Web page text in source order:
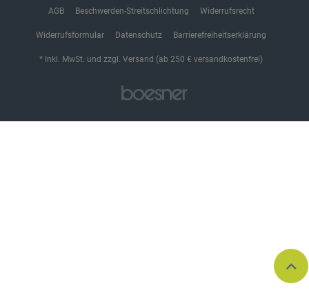
AGB Beschwerden-Streitschlichtung Widerrufsrecht
Widerrufsformular Datenschutz Barrierefreiheitserklärung
* Inkl. MwSt. und zzgl. Versand (ab 250 € versandkostenfrei)